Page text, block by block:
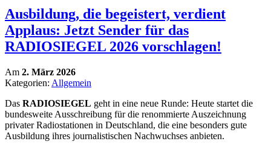
Ausbildung, die begeistert, verdient
Applaus: Jetzt Sender für das
RADIOSIEGEL 2026 vorschlagen!
Am 2. März 2026
Kategorien: Allgemein
Das RADIOSIEGEL geht in eine neue Runde: Heute startet die
bundesweite Ausschreibung für die renommierte Auszeichnung
privater Radiostationen in Deutschland, die eine besonders gute
Ausbildung ihres journalistischen Nachwuchses anbieten.